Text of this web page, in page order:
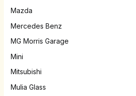
Mazda
Mercedes Benz
MG Morris Garage
Mini
Mitsubishi
Mulia Glass